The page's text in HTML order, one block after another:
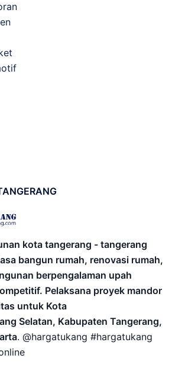
kota tangerang - tangerang
bangun rumah, renovasi rumah,
berpengalaman upah
Pelaksana proyek mandor
untuk Kota
Selatan, Kabupaten Tangerang,
. @hargatukang #hargatukang